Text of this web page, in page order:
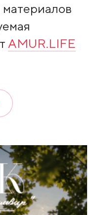
AMUR.LIFE